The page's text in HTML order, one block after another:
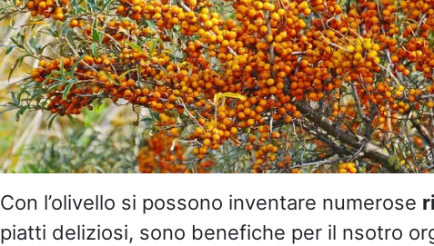
Con l’olivello si possono inventare numerose
piatti deliziosi, sono benefiche per il nsotro